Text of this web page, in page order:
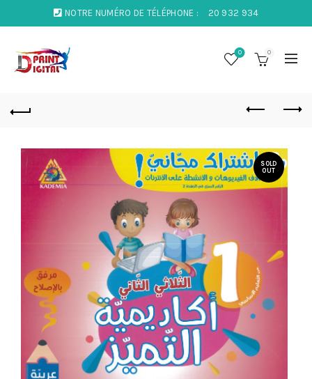
NOTRE NUMÉRO DE TÉLÉPHONE : 20 932 934
0 0
SOLD
OUT